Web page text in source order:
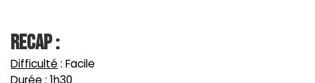
Recap :
Difficulté: Facile
Durée: 1h30